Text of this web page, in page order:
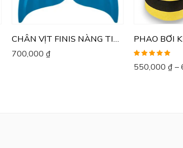
CHÂN VỊT FINIS NÀNG TIÊN CÁ
700,000 ₫
PHAO BƠI
Được xếp
hạng5.005
550,000 ₫ –